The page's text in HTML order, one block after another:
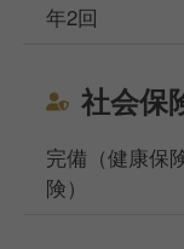
年2回
社会保
完備（健康保
険）